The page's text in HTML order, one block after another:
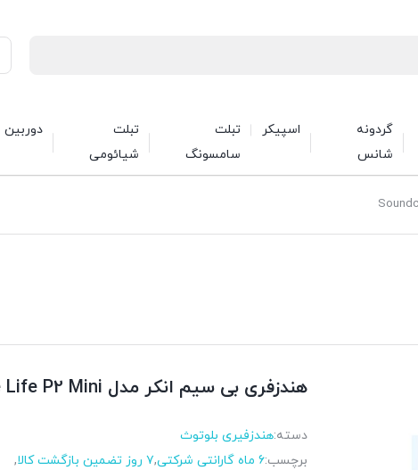
گردونه
شانس
اسپیکر
تبلت
سامسونگ
تبلت
شیائومی
دوربین
هندزفری بی سیم انکر مدل Soundcore Life P2 Mini
دسته:هندزفیری بلوتوث
برچسب:6 ماه گارانتی شرکتی ,۷ روز تضمین بازگشت کالا
,